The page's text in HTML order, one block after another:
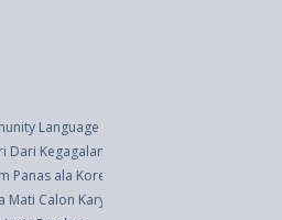
Language Learning (CLL)
Kegagalan Hubungan di Masa Lalu
Panas ala Korea
Calon Karyawan